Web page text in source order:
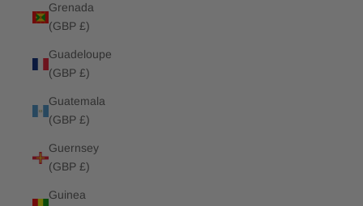
Grenada
(GBP £)
Guadeloupe
(GBP £)
Guatemala
(GBP £)
Guernsey
(GBP £)
Guinea